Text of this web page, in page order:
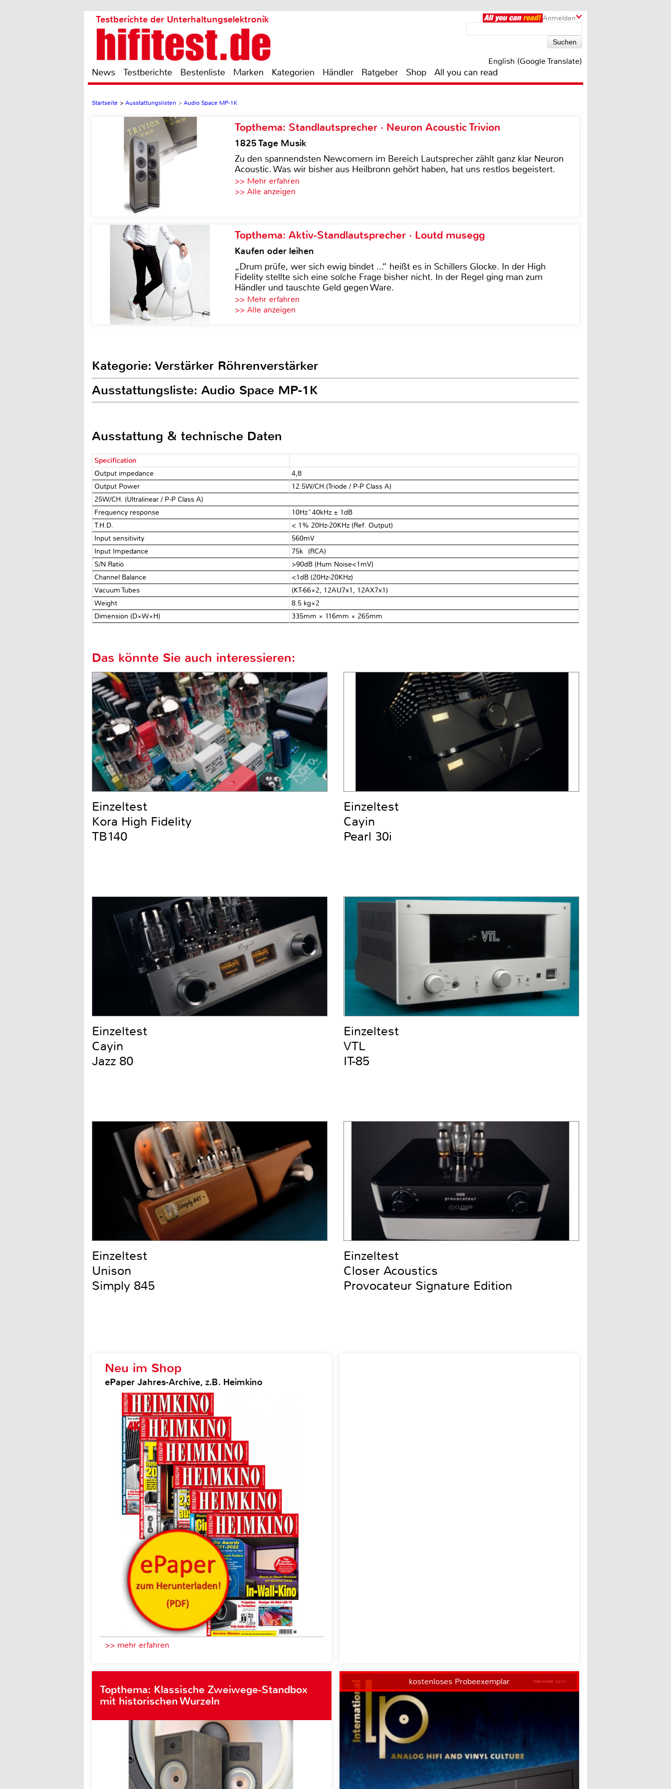
Anmelden
Testberichte der Unterhaltungselektronik
English (Google Translate)
News Testberichte Bestenliste Marken Kategorien Händler Ratgeber Shop All you can read
Startseite > Ausstattungslisten > Audio Space MP-1K
Topthema: Standlautsprecher · Neuron Acoustic Trivion
1825 Tage Musik
Zu den spannendsten Newcomern im Bereich Lautsprecher zählt ganz klar Neuron
Acoustic. Was wir bisher aus Heilbronn gehört haben, hat uns restlos begeistert.
>> Mehr erfahren
>> Alle anzeigen
Topthema: Aktiv-Standlautsprecher · Loutd musegg
Kaufen oder leihen
„Drum prüfe, wer sich ewig bindet ...“ heißt es in Schillers Glocke. In der High
Fidelity stellte sich eine solche Frage bisher nicht. In der Regel ging man zum
Händler und tauschte Geld gegen Ware.
>> Mehr erfahren
>> Alle anzeigen
Kategorie: Verstärker Röhrenverstärker
Ausstattungsliste: Audio Space MP-1K
Ausstattung & technische Daten
Specification
Output impedance
4,8 Ω
Output Power
12.5W/CH.(Triode / P-P Class A)
25W/CH. (Ultralinear / P-P Class A)
Frequency response
10Hz~40kHz ± 1dB
T.H.D.
< 1% 20Hz-20KHz (Ref. Output)
Input sensitivity
560mV
Input Impedance
75kΩ(RCA)
S/N Ratio
>90dB (Hum Noise<1mV)
Channel Balance
<1dB (20Hz-20KHz)
Vacuum Tubes
(KT-66×2, 12AU7x1, 12AX7x1)
Weight
8.5 kg×2
Dimension (D×W×H)
335mm × 116mm × 265mm
Neu im Shop
ePaper Jahres-Archive, z.B. Heimkino
>> mehr erfahren
Topthema: Klassische Zweiwege-Standbox
mit historischen Wurzeln
kostenloses Probeexemplar
Das könnte Sie auch interessieren:
Einzeltest
Kora High Fidelity
TB140
Einzeltest
Cayin
Pearl 30i
Einzeltest
Cayin
Jazz 80
Einzeltest
VTL
IT-85
Einzeltest
Unison
Simply 845
Einzeltest
Closer Acoustics
Provocateur Signature Edition